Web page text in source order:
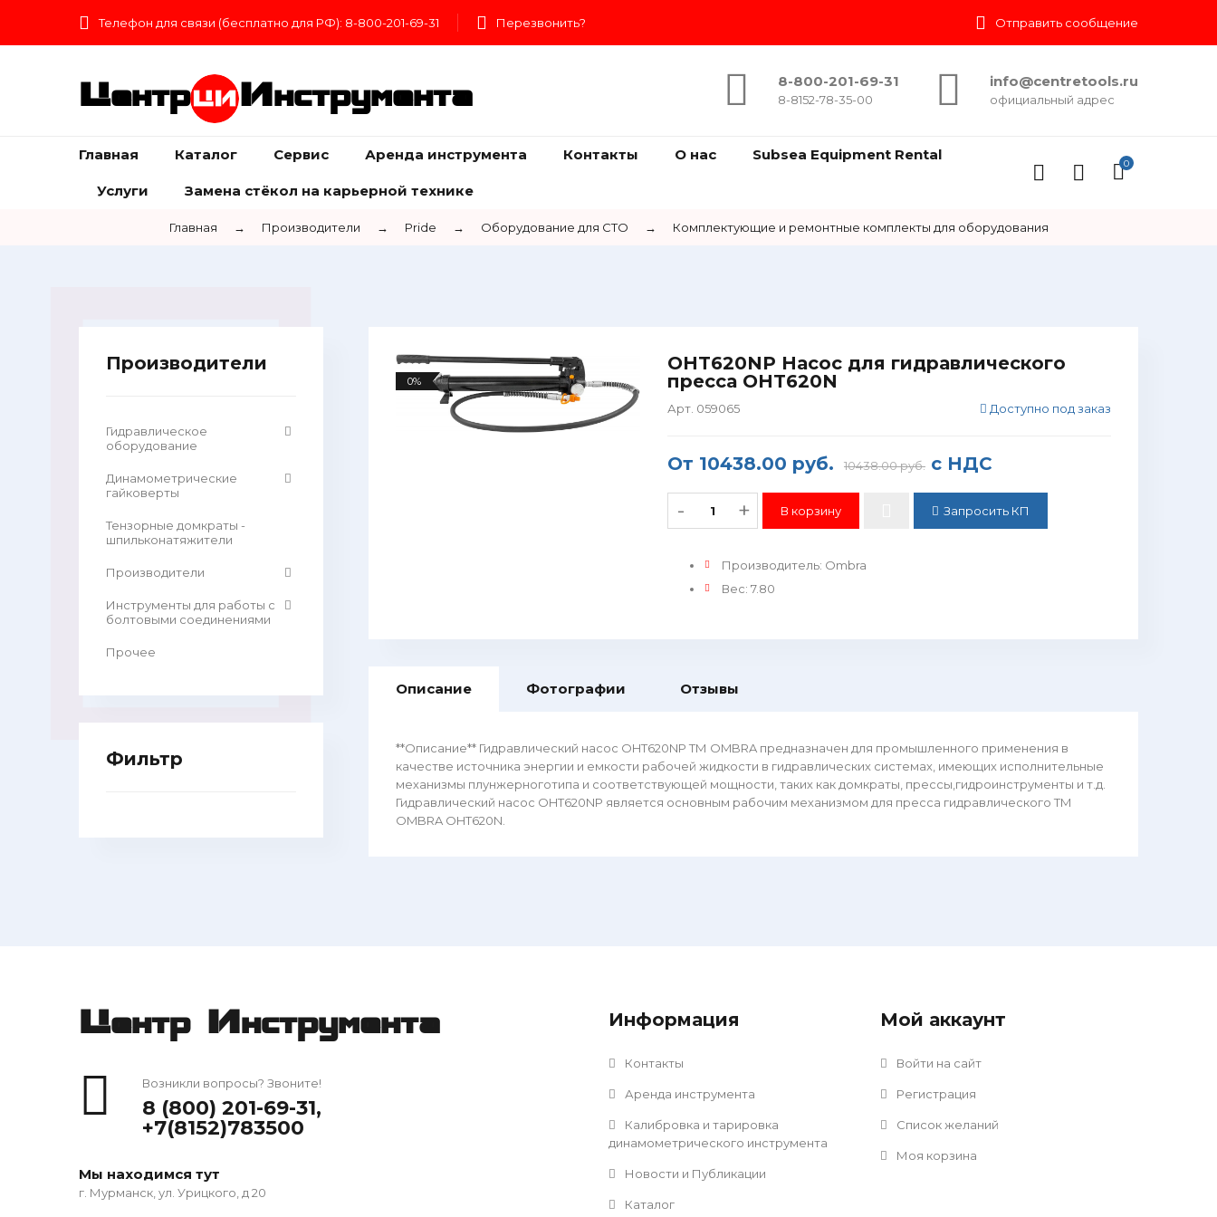
Телефон для связи (бесплатно для РФ): 8-800-201-69-31 Перезвонить? Отправить сообщение
Центр Инструмента
8-800-201-69-31
8-8152-78-35-00
info@centretools.ru
официальный адрес
Главная Каталог Сервис Аренда инструмента Контакты О нас Subsea Equipment Rental
Услуги Замена стёкол на карьерной технике
0
Главная → Производители → Pride → Оборудование для СТО → Комплектующие и ремонтные комплекты для оборудования
0%
OHT620NP Насос для гидравлического
пресса OHT620N
Арт. 059065 Доступно под заказ
От 10438.00 руб. 10438.00 руб. с НДС
- + Запросить КП
Производитель: Ombra
Вес: 7.80
Описание Фотографии Отзывы
**Описание** Гидравлический насос OHT620NP ТМ OMBRA предназначен для промышленного применения в
качестве источника энергии и емкости рабочей жидкости в гидравлических системах, имеющих исполнительные
механизмы плунжерноготипа и соответствующей мощности, таких как домкраты, прессы,гидроинструменты и т.д.
Гидравлический насос OHT620NP является основным рабочим механизмом для пресса гидравлического ТМ
OMBRA OHT620N.
Производители
Гидравлическое
оборудование
Динамометрические
гайковерты
Тензорные домкраты -
шпильконатяжители
Производители
Инструменты для работы с
болтовыми соединениями
Прочее
Фильтр
Центр Инструмента
Возникли вопросы? Звоните!
8 (800) 201-69-31,
+7(8152)783500
Мы находимся тут
г. Мурманск, ул. Урицкого, д 20
Информация
Контакты
Аренда инструмента
Калибровка и тарировка
динамометрического инструмента
Новости и Публикации
Каталог
Мой аккаунт
Войти на сайт
Регистрация
Список желаний
Моя корзина